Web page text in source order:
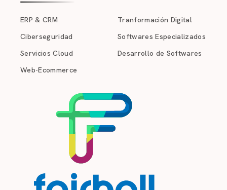
ERP & CRM
Ciberseguridad
Servicios Cloud
Web-Ecommerce
Tranformación Digital
Softwares Especializados
Desarrollo de Softwares